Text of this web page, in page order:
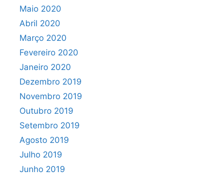
Maio 2020
Abril 2020
Março 2020
Fevereiro 2020
Janeiro 2020
Dezembro 2019
Novembro 2019
Outubro 2019
Setembro 2019
Agosto 2019
Julho 2019
Junho 2019